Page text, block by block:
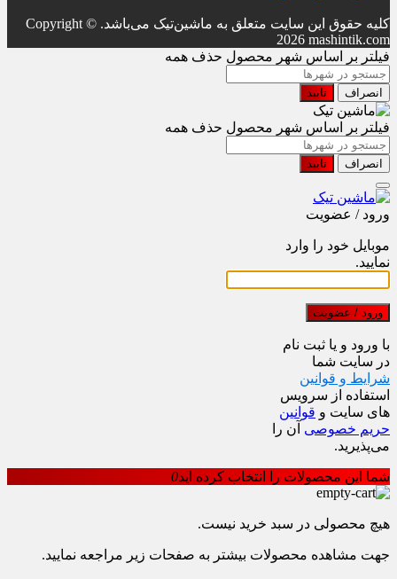
کلیه حقوق این سایت متعلق به ماشین‌تیک می‌باشد. Copyright ©
2026 mashintik.com
فیلتر بر اساس شهر محصول حذف همه
انصراف تایید
فیلتر بر اساس شهر محصول حذف همه
انصراف تایید
ورود / عضویت
موبایل خود را وارد
نمایید.
ورود / عضویت
با ورود و یا ثبت نام
در سایت شما
شرایط و قوانین
استفاده از سرویس
های سایت و قوانین
حریم خصوصی آن را
می‌پذیرید.
شما این محصولات را انتخاب کرده اید0
هیچ محصولی در سبد خرید نیست.
جهت مشاهده محصولات بیشتر به صفحات زیر مراجعه نمایید.